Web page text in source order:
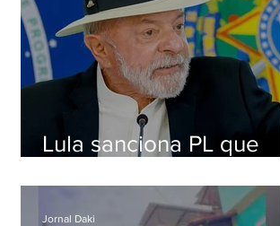
Lula sanciona PL que
digitais contra crianças
Jornal Daki